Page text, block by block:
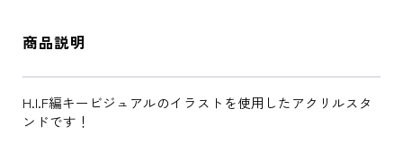
商品説明
H.I.F編キービジュアルのイラストを使用したアクリルスタ
ンドです！